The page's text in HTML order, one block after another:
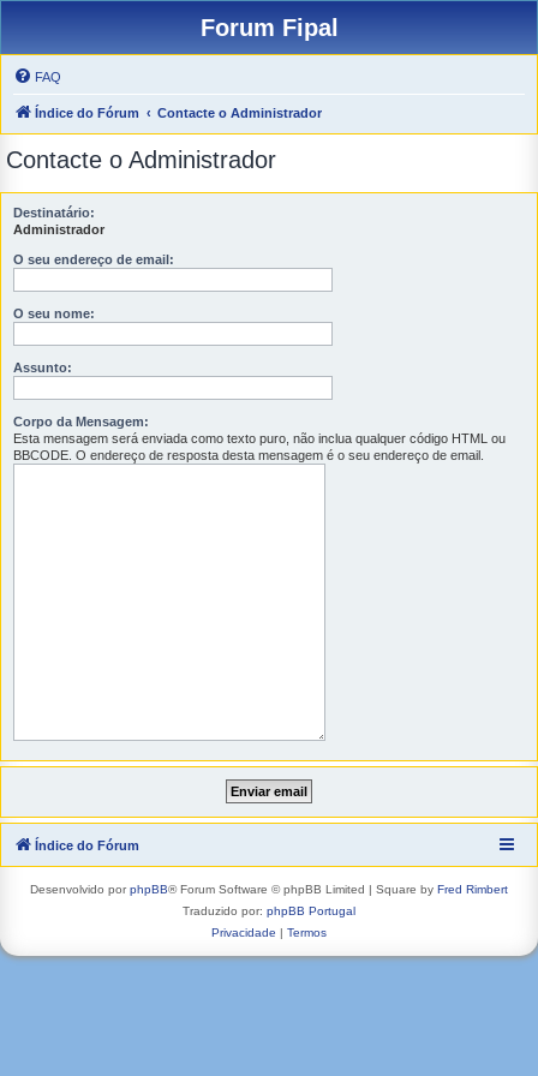
Forum Fipal
FAQ
Índice do Fórum Contacte o Administrador
Contacte o Administrador
Destinatário:
Administrador
O seu endereço de email:
O seu nome:
Assunto:
Corpo da Mensagem:
Esta mensagem será enviada como texto puro, não inclua qualquer código HTML ou
BBCODE. O endereço de resposta desta mensagem é o seu endereço de email.
Índice do Fórum
Desenvolvido porphpBB® Forum Software © phpBB Limited | Square by Fred Rimbert
Traduzido por: phpBB Portugal
Privacidade | Termos